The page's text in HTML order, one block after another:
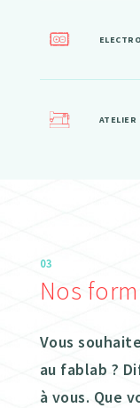
ATELIER
03
Nos
Vous
au fablab ?
à vous. Que